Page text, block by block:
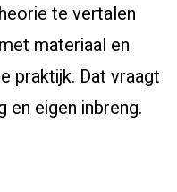
te vertalen
materiaal en
praktijk. Dat vraagt
en eigen inbreng.